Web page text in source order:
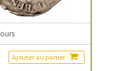
Ajouter au panier